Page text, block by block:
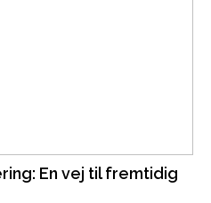
En vej til fremtidig